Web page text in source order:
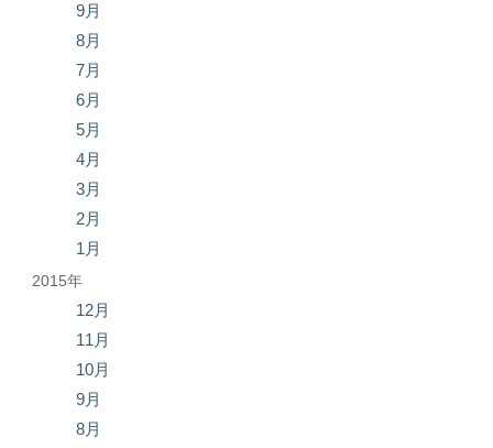
9月
8月
7月
6月
5月
4月
3月
2月
1月
2015年
12月
11月
10月
9月
8月